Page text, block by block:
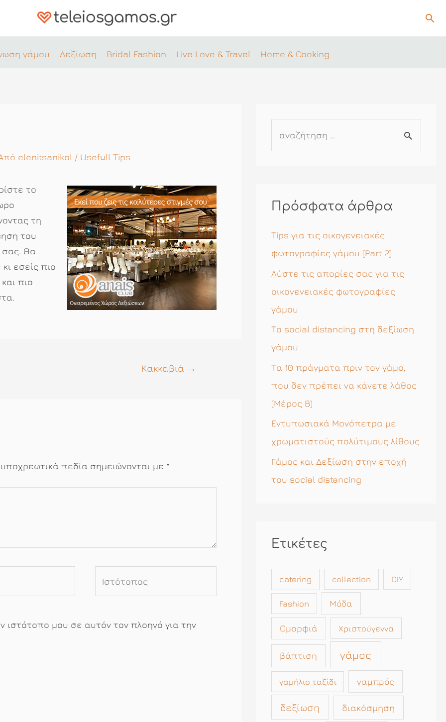
γάμου Δεξίωση Bridal Fashion Live Love & Travel Home & Cooking
elenitsanikol / Usefull Tips
το
τη
του
σας. Θα
εσείς πιο
πιο
Κακκαβιά →
πεδία σημειώνονται με *
ιστότοπο μου σε αυτόν τον πλοηγό για την
ή
η
σ
η
γ
ι
α
Πρόσφατα άρθρα
Tips για τις οικογενειακές
φωτογραφίες γάμου (Part 2)
Λύστε τις απορίες σας για τις
οικογενειακές φωτογραφίες
γάμου
Το social distancing στη δεξίωση
γάμου
Τα 10 πράγματα πριν τον γάμο,
που δεν πρέπει να κάνετε λάθος
(Μέρος Β)
Εντυπωσιακά Μονόπετρα με
χρωματιστούς πολύτιμους λίθους
Γάμος και Δεξίωση στην εποχή
του social distancing
Ετικέτες
catering collection DIY
Fashion Μόδα
Ομορφιά Χριστούγεννα
βάπτιση γάμος
γαμήλιο ταξίδι γαμπρός
δεξίωση διακόσμηση